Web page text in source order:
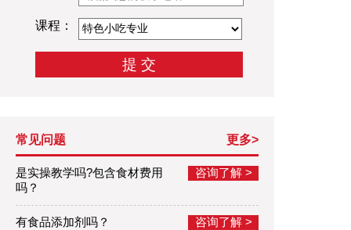
课程：
常见问题 更多>
是实操教学吗?包含食材费用
吗？
咨询了解 >
有食品添加剂吗？ 咨询了解 >